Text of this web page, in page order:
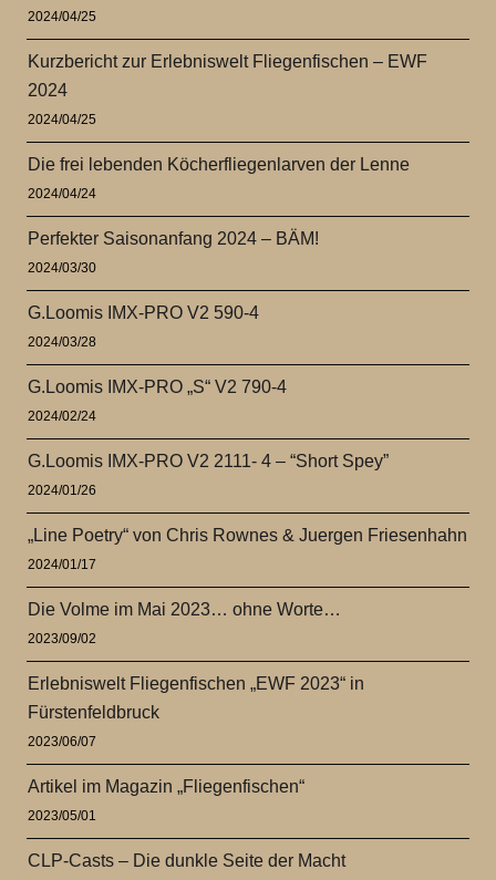
2024/04/25
Kurzbericht zur Erlebniswelt Fliegenfischen – EWF
2024
2024/04/25
Die frei lebenden Köcherfliegenlarven der Lenne
2024/04/24
Perfekter Saisonanfang 2024 – BÄM!
2024/03/30
G.Loomis IMX-PRO V2 590-4
2024/03/28
G.Loomis IMX-PRO „S“ V2 790-4
2024/02/24
G.Loomis IMX-PRO V2 2111- 4 – “Short Spey”
2024/01/26
„Line Poetry“ von Chris Rownes & Juergen Friesenhahn
2024/01/17
Die Volme im Mai 2023… ohne Worte…
2023/09/02
Erlebniswelt Fliegenfischen „EWF 2023“ in
Fürstenfeldbruck
2023/06/07
Artikel im Magazin „Fliegenfischen“
2023/05/01
CLP-Casts – Die dunkle Seite der Macht